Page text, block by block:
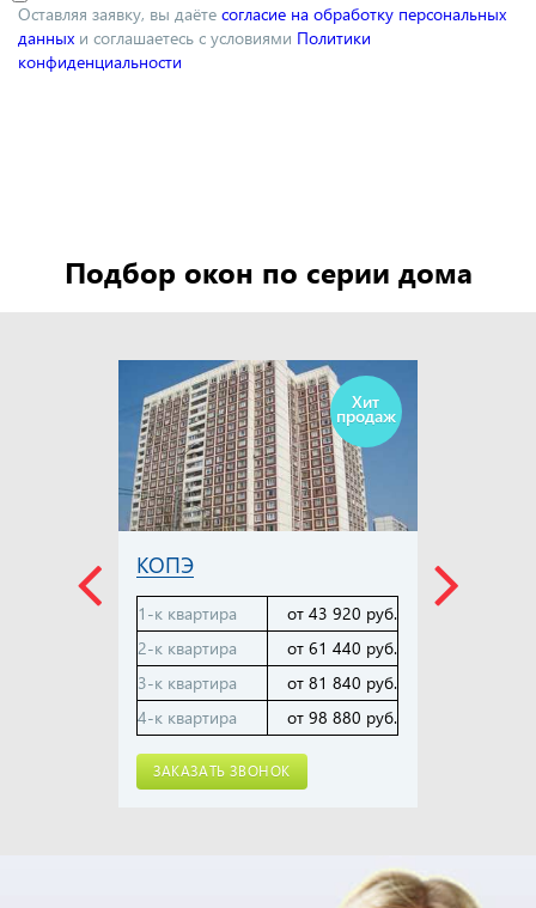
Оставляя заявку, вы даёте согласие на обработку персональных
данных и соглашаетесь с условиями Политики
конфиденциальности
Подбор окон по серии дома
Хит
продаж
КОПЭ
1-к квартира
от 43 920 руб.
2-к квартира
от 61 440 руб.
3-к квартира
от 81 840 руб.
4-к квартира
от 98 880 руб.
ЗАКАЗАТЬ ЗВОНОК